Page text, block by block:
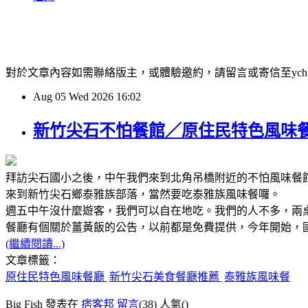
對於文章內容如需聯絡版主，或體驗邀約，請留言或寄信至
Aug 05 Wed 2026 16:02
新竹尖石不怕餐館／原住民特色風味
拜訪尖石國小之後，中午我們來到北角吊橋附近的不怕風味餐
來到新竹尖石鄉泰雅族部落，當然要吃泰雅族風味餐囉。
週五中午沒什麼遊客，我們可以自在地吃。我們的人不多，
餐廳有個關於薑黃飯的公告，以前都是免費提供，今年開始
(繼續閱讀...)
文章標籤：
原住民特色風味餐廳 新竹尖石美食餐廳推薦 泰雅族風味餐
Big Fish 發表在 痞客邦 留言(38) 人氣()